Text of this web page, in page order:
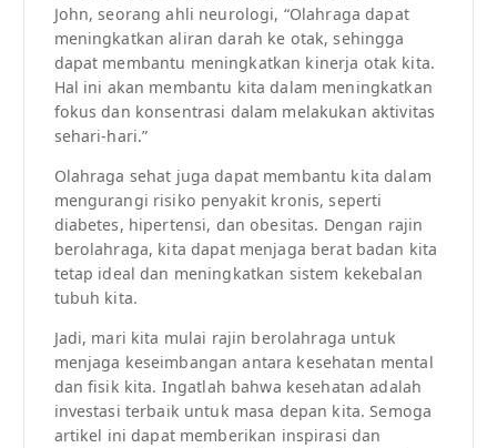
John, seorang ahli neurologi, “Olahraga dapat
meningkatkan aliran darah ke otak, sehingga
dapat membantu meningkatkan kinerja otak kita.
Hal ini akan membantu kita dalam meningkatkan
fokus dan konsentrasi dalam melakukan aktivitas
sehari-hari.”
Olahraga sehat juga dapat membantu kita dalam
mengurangi risiko penyakit kronis, seperti
diabetes, hipertensi, dan obesitas. Dengan rajin
berolahraga, kita dapat menjaga berat badan kita
tetap ideal dan meningkatkan sistem kekebalan
tubuh kita.
Jadi, mari kita mulai rajin berolahraga untuk
menjaga keseimbangan antara kesehatan mental
dan fisik kita. Ingatlah bahwa kesehatan adalah
investasi terbaik untuk masa depan kita. Semoga
artikel ini dapat memberikan inspirasi dan